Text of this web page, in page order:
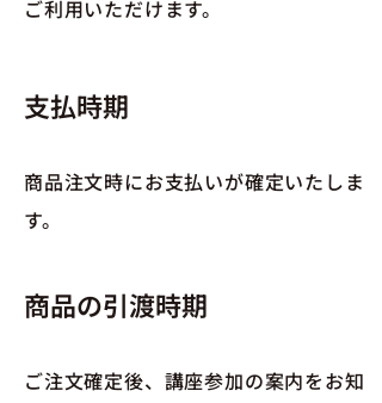
ご利用いただけます。
支払時期
商品注文時にお支払いが確定いたしま
す。
商品の引渡時期
ご注文確定後、講座参加の案内をお知